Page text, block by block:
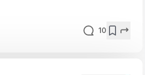
10